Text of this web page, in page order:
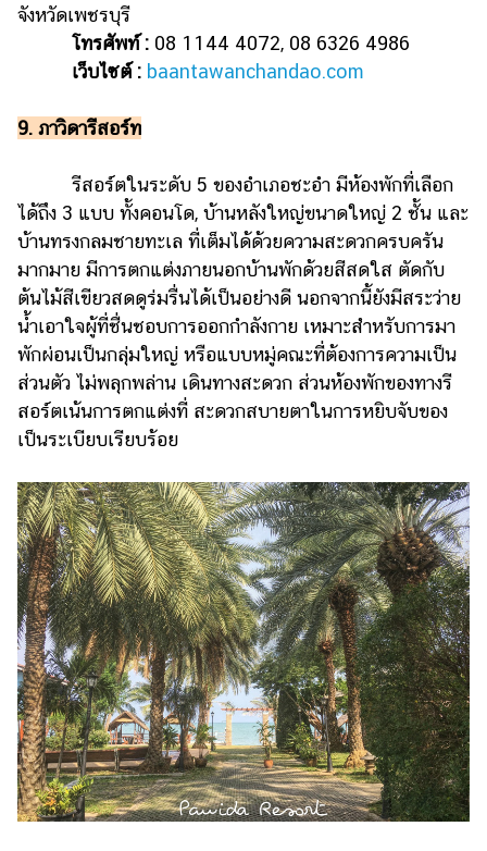
จังหวัดเพชรบุรี
โทรศัพท์ : 08 1144 4072, 08 6326 4986
เว็บไซต์ : baantawanchandao.com
9. ภาวิดารีสอร์ท
รีสอร์ตในระดับ 5 ของอำเภอชะอำ มีห้องพักที่เลือก
ได้ถึง 3 แบบ ทั้งคอนโด, บ้านหลังใหญ่ขนาดใหญ่ 2 ชั้น และ
บ้านทรงกลมชายทะเล ที่เต็มได้ด้วยความสะดวกครบครัน
มากมาย มีการตกแต่งภายนอกบ้านพักด้วยสีสดใส ตัดกับ
ต้นไม้สีเขียวสดดูร่มรื่นได้เป็นอย่างดี นอกจากนี้ยังมีสระว่าย
น้ำเอาใจผู้ที่ชื่นชอบการออกกำลังกาย เหมาะสำหรับการมา
พักผ่อนเป็นกลุ่มใหญ่ หรือแบบหมู่คณะที่ต้องการความเป็น
ส่วนตัว ไม่พลุกพล่าน เดินทางสะดวก ส่วนห้องพักของทางรี
สอร์ตเน้นการตกแต่งที่ สะดวกสบายตาในการหยิบจับของ
เป็นระเบียบเรียบร้อย